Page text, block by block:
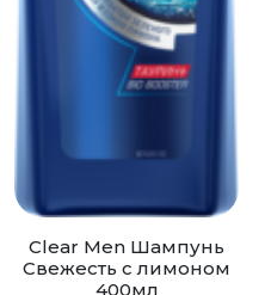
Clear Men Шампунь
Свежесть с лимоном
400мл